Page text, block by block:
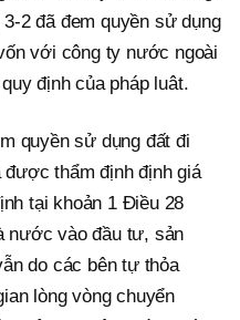
2 đã đem quyền sử dụng
với công ty nước ngoài
định của pháp luât.
quyền sử dụng đất đi
thẩm định định giá
tại khoản 1 Điều 28
nước vào đầu tư, sản
do các bên tự thỏa
lòng vòng chuyển